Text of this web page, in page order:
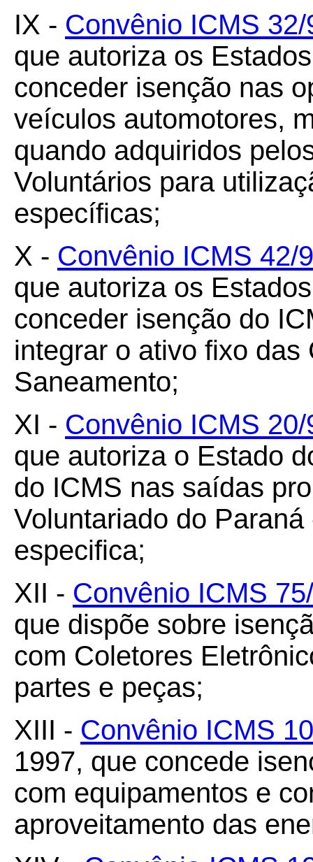
IX - Convênio ICMS 32/
que autoriza os
conceder isenção nas
veículos automotores,
quando adquiridos
Voluntários para
específicas;
X - Convênio ICMS 42/
que autoriza os
conceder isenção do
integrar o ativo fixo
Saneamento;
XI - Convênio ICMS 20/
que autoriza o Estado
do ICMS nas saídas
Voluntariado do
especifica;
XII - Convênio ICMS
que dispõe sobre
com Coletores
partes e peças;
XIII - Convênio ICMS
1997, que concede
com equipamentos e
aproveitamento das